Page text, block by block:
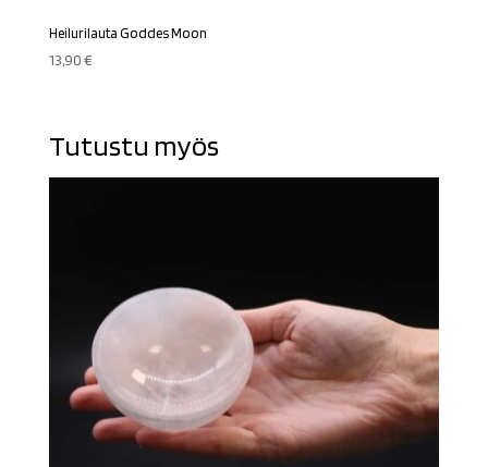
Heilurilauta Goddes Moon
13,90€
Tutustu myös